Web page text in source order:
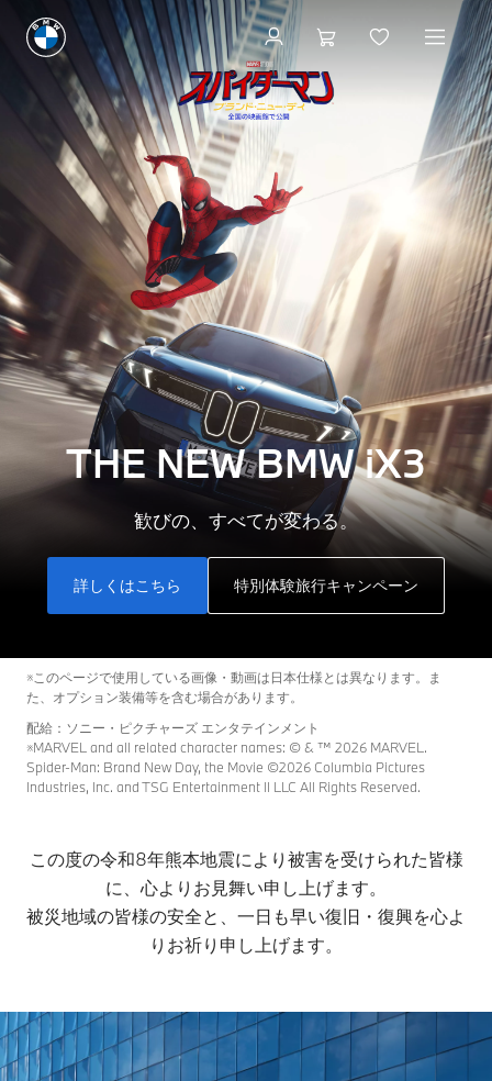
THE NEW BMW iX3
歓びの、すべてが変わる。
詳しくはこちら 特別体験旅行キャンペーン
※このページで使用している画像・動画は日本仕様とは異なります。ま
た、オプション装備等を含む場合があります。
配給：ソニー・ピクチャーズ エンタテインメント
※MARVEL and all related character names: © & ™ 2026 MARVEL.
Spider-Man: Brand New Day, the Movie ©2026 Columbia Pictures
Industries, Inc. and TSG Entertainment II LLC All Rights Reserved.
この度の令和8年熊本地震により被害を受けられた皆様
に、心よりお見舞い申し上げます。
被災地域の皆様の安全と、一日も早い復旧・復興を心よ
りお祈り申し上げます。